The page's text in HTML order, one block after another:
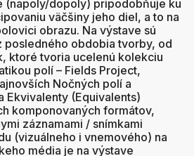
(napoly/dopoly) pripodobňuje ku
väčšiny jeho diel, a to na
obrazu. Na výstave sú
posledného obdobia tvorby, od
ktoré tvoria ucelenú kolekciu
polí – Fields Project,
Nočných polí a
Ekvivalenty (Equivalents)
komponovaných formátov,
záznamami / snímkami
(vizuálneho i vnemového) na
média je na výstave